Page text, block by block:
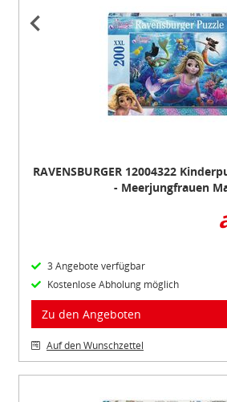
RAVENSBURGER 12004322
- Meerjungfrauen
3 Angebote verfügbar
Kostenlose Abholung möglich
Zu den Angeboten
Auf den Wunschzettel